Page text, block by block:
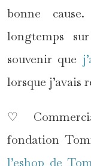
bonne
longtemps
souvenir que
lorsque j’avais
♡
fondation
l’eshop de